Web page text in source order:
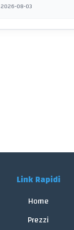
2026-08-03
Link Rapidi
Home
Prezzi